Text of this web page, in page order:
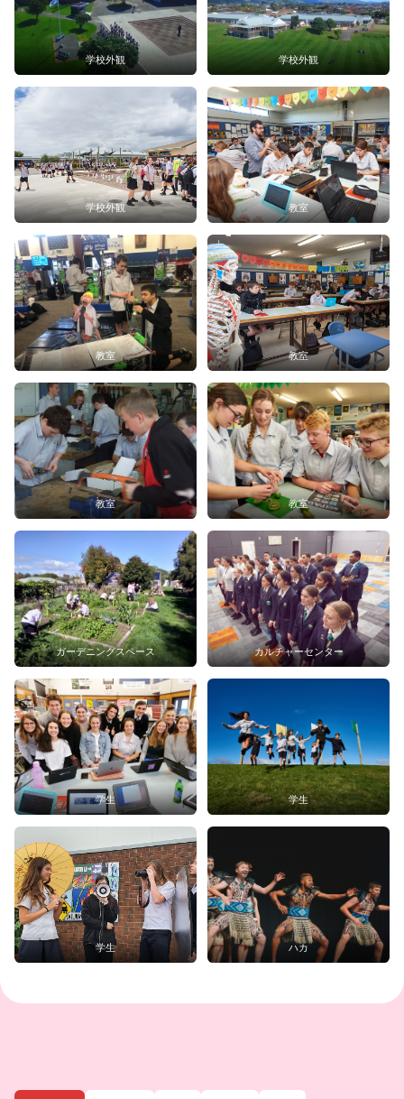
学校外観 学校外観
学校外観 教室
教室 教室
教室 教室
ガーデニングスペース カルチャーセンター
学生 学生
学生 ハカ